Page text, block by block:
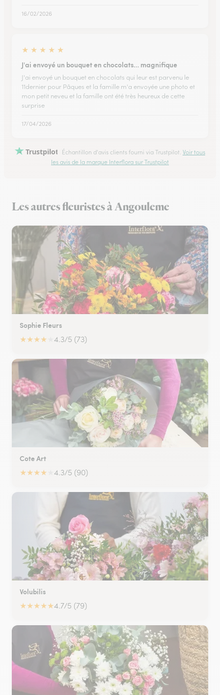
16/02/2026
★ ★ ★ ★ ★
J'ai envoyé un bouquet en chocolats… magnifique
J'ai envoyé un bouquet en chocolats qui leur est parvenu le
11dernier pour Pâques et la famille m'a envoyée une photo et
mon petit neveu et la famille ont été très heureux de cette
surprise
17/04/2026
Trustpilot Échantillon d'avis clients fourni via Trustpilot. Voir tous
les avis de la marque Interflora sur Trustpilot
Les autres fleuristes à Angouleme
Sophie Fleurs
★★★★ 4.3/5 (73)
Cote Art
★★★★ 4.3/5 (90)
Volubilis
★★★★★4.7/5 (79)